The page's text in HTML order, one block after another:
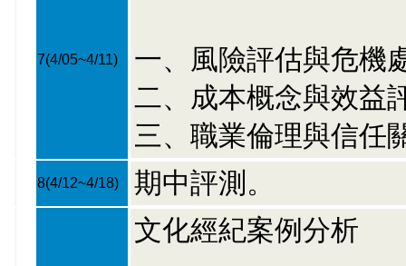
7(4/05~4/11)
一、風險評估與危機
二、成本概念與效益
三、職業倫理與信任
8(4/12~4/18) 期中評測。
文化經紀案例分析